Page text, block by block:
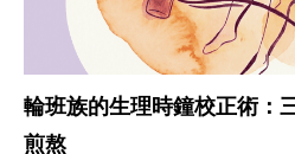
輪班族的生理時鐘校正術：
煎熬